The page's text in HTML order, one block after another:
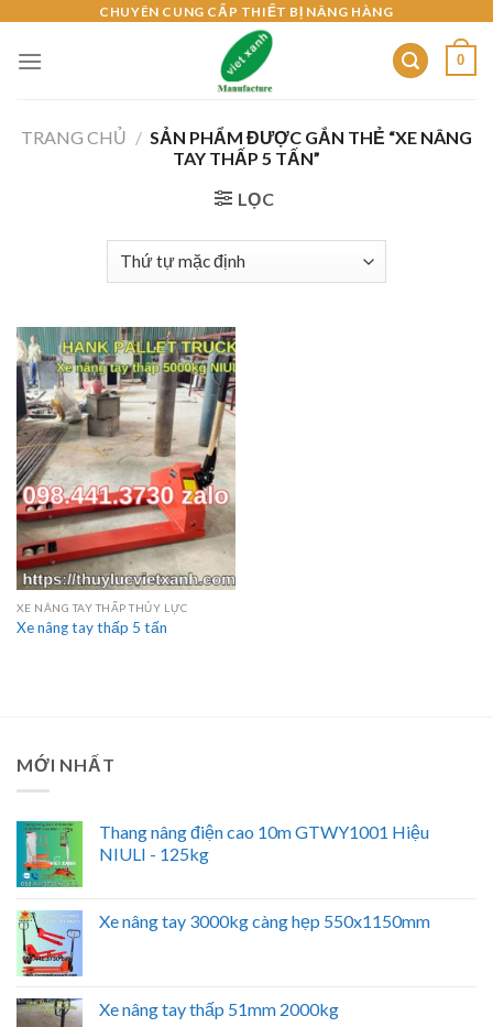
content
CHUYÊN CUNG CẤP THIẾT BỊ NÂNG HÀNG
0
TRANG CHỦ / SẢN PHẨM ĐƯỢC GẮN THẺ “XE NÂNG
TAY THẤP 5 TẤN”
LỌC
XE NÂNG TAY THẤP THỦY LỰC
Xe nâng tay thấp 5 tấn
MỚI NHẤT
Thang nâng điện cao 10m GTWY1001 Hiệu
NIULI - 125kg
Xe nâng tay 3000kg càng hẹp 550x1150mm
Xe nâng tay thấp 51mm 2000kg